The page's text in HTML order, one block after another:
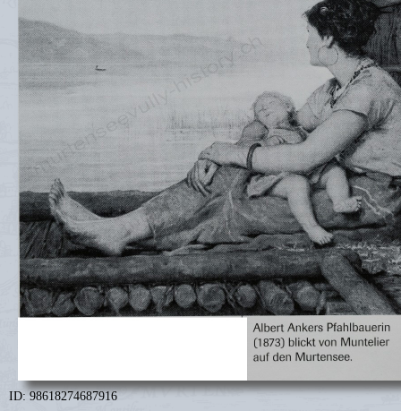
ID: 98618274687916